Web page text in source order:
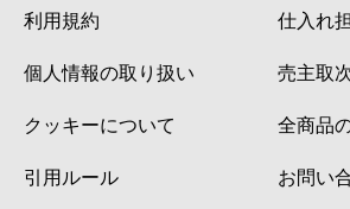
利用規約
個人情報の取り扱い
クッキーについて
引用ルール
仕入れ
売主取
全商品
お問い